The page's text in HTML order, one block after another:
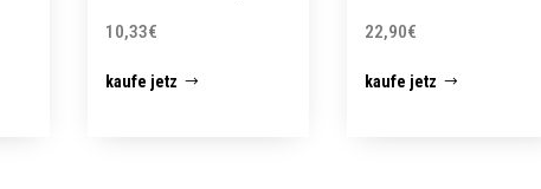
10,33€
kaufe jetz
22,90€
kaufe jetz